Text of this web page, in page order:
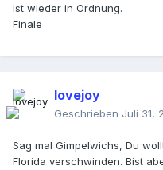
ist wieder in Ordnung.
Finale
lovejoy
Geschrieben Juli 31,
Sag mal Gimpelwichs, Du
Florida verschwinden. Bist